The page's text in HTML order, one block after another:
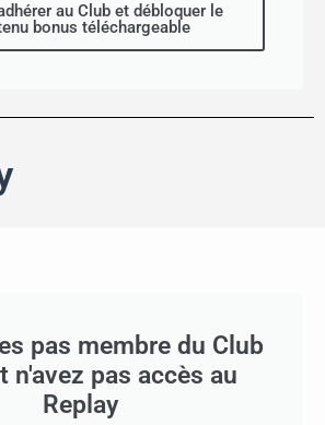
au Club et débloquer le
bonus téléchargeable
pas membre du Club
n'avez pas accès au
Replay